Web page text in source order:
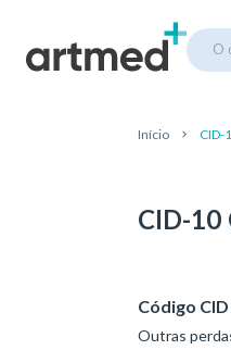
O
Início CID-
CID-10
Código
Outras